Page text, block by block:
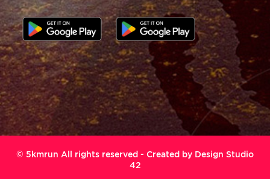
© 5kmrun All rights reserved - Created by Design Studio
42